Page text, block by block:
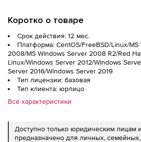
Коротко о товаре
Срок действия: 12 мес.
Платформа: CentOS/FreeBSD/Linux/
2008/MS Windows Server 2008 R2/Red
Linux/Windows Server 2012/Windows
Server 2016/Windows Server 2019
Тип лицензии: базовая
Тип клиента: юрлицо
Все характеристики
Доступно только юридическим лицам
предназначено для личных,